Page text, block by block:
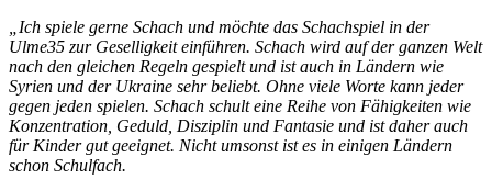
„Ich spiele gerne Schach und möchte das Schachspiel in der
Ulme35 zur Geselligkeit einführen. Schach wird auf der ganzen Welt
nach den gleichen Regeln gespielt und ist auch in Ländern wie
Syrien und der Ukraine sehr beliebt. Ohne viele Worte kann jeder
gegen jeden spielen. Schach schult eine Reihe von Fähigkeiten wie
Konzentration, Geduld, Disziplin und Fantasie und ist daher auch
für Kinder gut geeignet. Nicht umsonst ist es in einigen Ländern
schon Schulfach.